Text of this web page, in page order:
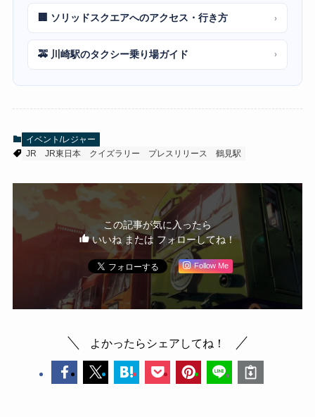
🏢 ソリッドスクエアへのアクセス・行き方 ›
🚕 川崎駅のタクシー乗り場ガイド ›
イベント/レジャー
JR
JR東日本 クイズラリー プレスリリース 鶴見駅
この記事が気に入ったら
いいね または フォローしてね！
Follow Me
よかったらシェアしてね！